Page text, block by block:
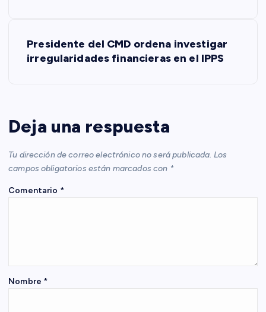
a
c
i
ó
e
Presidente del CMD ordena investigar
irregularidades financieras en el IPPS
Deja una respuesta
Tu dirección de correo electrónico no será publicada. Los
campos obligatorios están marcados con *
Comentario *
Nombre *